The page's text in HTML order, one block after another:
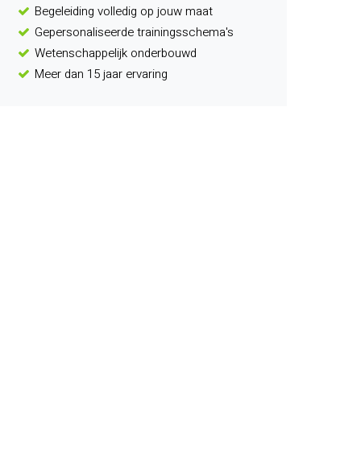
Begeleiding volledig op jouw maat
Gepersonaliseerde trainingsschema's
Wetenschappelijk onderbouwd
Meer dan 15 jaar ervaring